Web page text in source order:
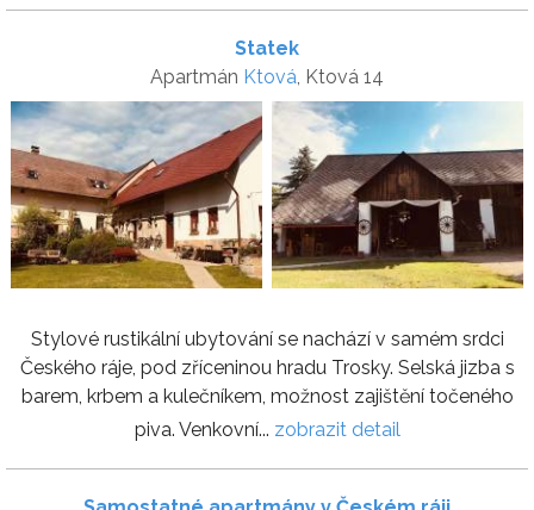
Statek
Apartmán Ktová, Ktová 14
Stylové rustikální ubytování se nachází v samém srdci
Českého ráje, pod zříceninou hradu Trosky. Selská jizba s
barem, krbem a kulečníkem, možnost zajištění točeného
piva. Venkovní... zobrazit detail